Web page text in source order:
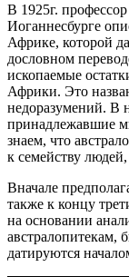
В 1925г.
Иоганнесбурге
Африке, которой
дословном
ископаемые
Африки. Это
недоразумений. В
принадлежавшие
знаем, что
к семейству
Вначале
также к концу
на основании
австралопитекам,
датируются